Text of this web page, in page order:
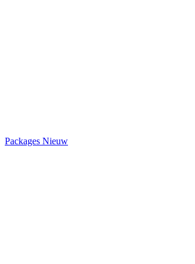
Packages Nieuw